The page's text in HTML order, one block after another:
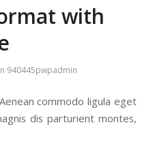
with
940445pwpadmin
commodo ligula eget
dis parturient montes,